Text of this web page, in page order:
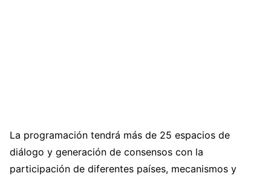
La programación tendrá más de 25 espacios de
diálogo y generación de consensos con la
participación de diferentes países, mecanismos y